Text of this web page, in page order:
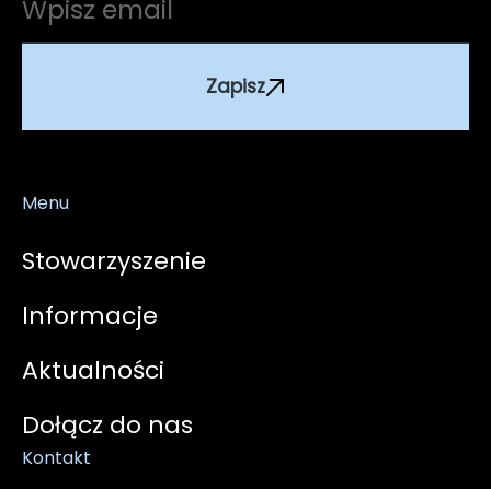
Zapisz
Menu
Stowarzyszenie
Informacje
Aktualności
Dołącz do nas
Kontakt